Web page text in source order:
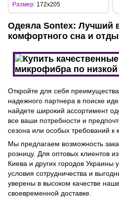
Размер 172x205
Одеяла Sontex: Лучший
комфортного сна и
Откройте для себя
надежного партнера в поиске
найдете широкий ассортимент
все ваши потребности и
сезона или особых требований к
Мы предлагаем возможность
розницу. Для оптовых клиентов
Киева и других городов Украины
условия сотрудничества и
уверены в высоком качестве
своевременной доставке.